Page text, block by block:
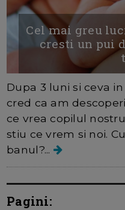
Cel mai greu
cresti un pui
Dupa 3 luni si ceva
cred ca am
ce vrea copilul
stiu ce vrem si noi.
banul?...
Pagini: